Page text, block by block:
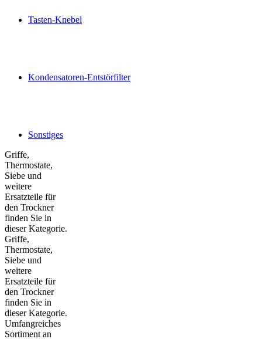
Tasten-Knebel
Kondensatoren-Entstörfilter
Sonstiges
Griffe,
Thermostate,
Siebe und
weitere
Ersatzteile für
den Trockner
finden Sie in
dieser Kategorie.
Griffe,
Thermostate,
Siebe und
weitere
Ersatzteile für
den Trockner
finden Sie in
dieser Kategorie.
Umfangreiches
Sortiment an